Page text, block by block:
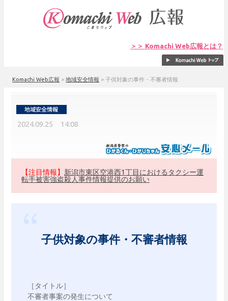
＞＞ Komachi Web広報とは？
Komachi Web広報 > 地域安全情報 > 子供対象の事件・不審者情報
2024.09.25 14:08
【注目情報】 新潟市東区空港西1丁目におけるタクシー運
転手被害強盗殺人事件情報提供のお願い
子供対象の事件・不審者情報
［タイトル］
不審者事案の発生について